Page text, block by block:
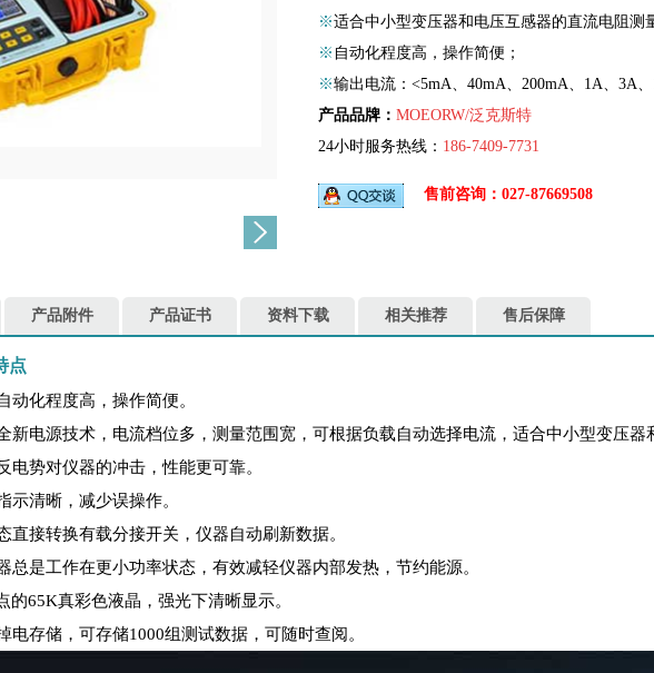
※适合中小型变压器和电压互感器的直流电阻测
※ 自动化程度高，操作简便；
※输出电流：<5mA、40mA、200mA、1A、3A、
产品品牌： MOEORW/泛克斯特
24小时服务热线： 186-7409-7731
售前咨询：027-87669508
产品附件 产品证书 资料下载 相关推荐 售后保障
点
化程度高，操作简便。
电源技术，电流档位多，测量范围宽，可根据负载自动选择电流，适合中小型变压器
势对仪器的冲击，性能更可靠。
清晰，减少误操作。
接转换有载分接开关，仪器自动刷新数据。
是工作在更小功率状态，有效减轻仪器内部发热，节约能源。
65K真彩色液晶，强光下清晰显示。
存储，可存储1000组测试数据，可随时查阅。